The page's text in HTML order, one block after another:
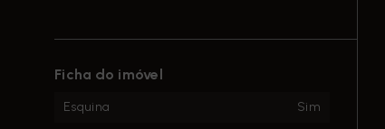
Ficha do imóvel
Esquina
Sim